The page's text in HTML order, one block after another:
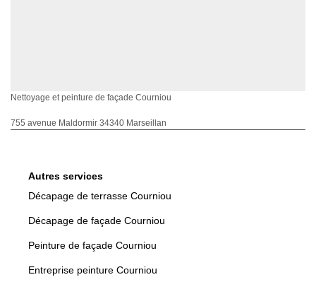
Nettoyage et peinture de façade Courniou
755 avenue Maldormir 34340 Marseillan
Autres services
Décapage de terrasse Courniou
Décapage de façade Courniou
Peinture de façade Courniou
Entreprise peinture Courniou